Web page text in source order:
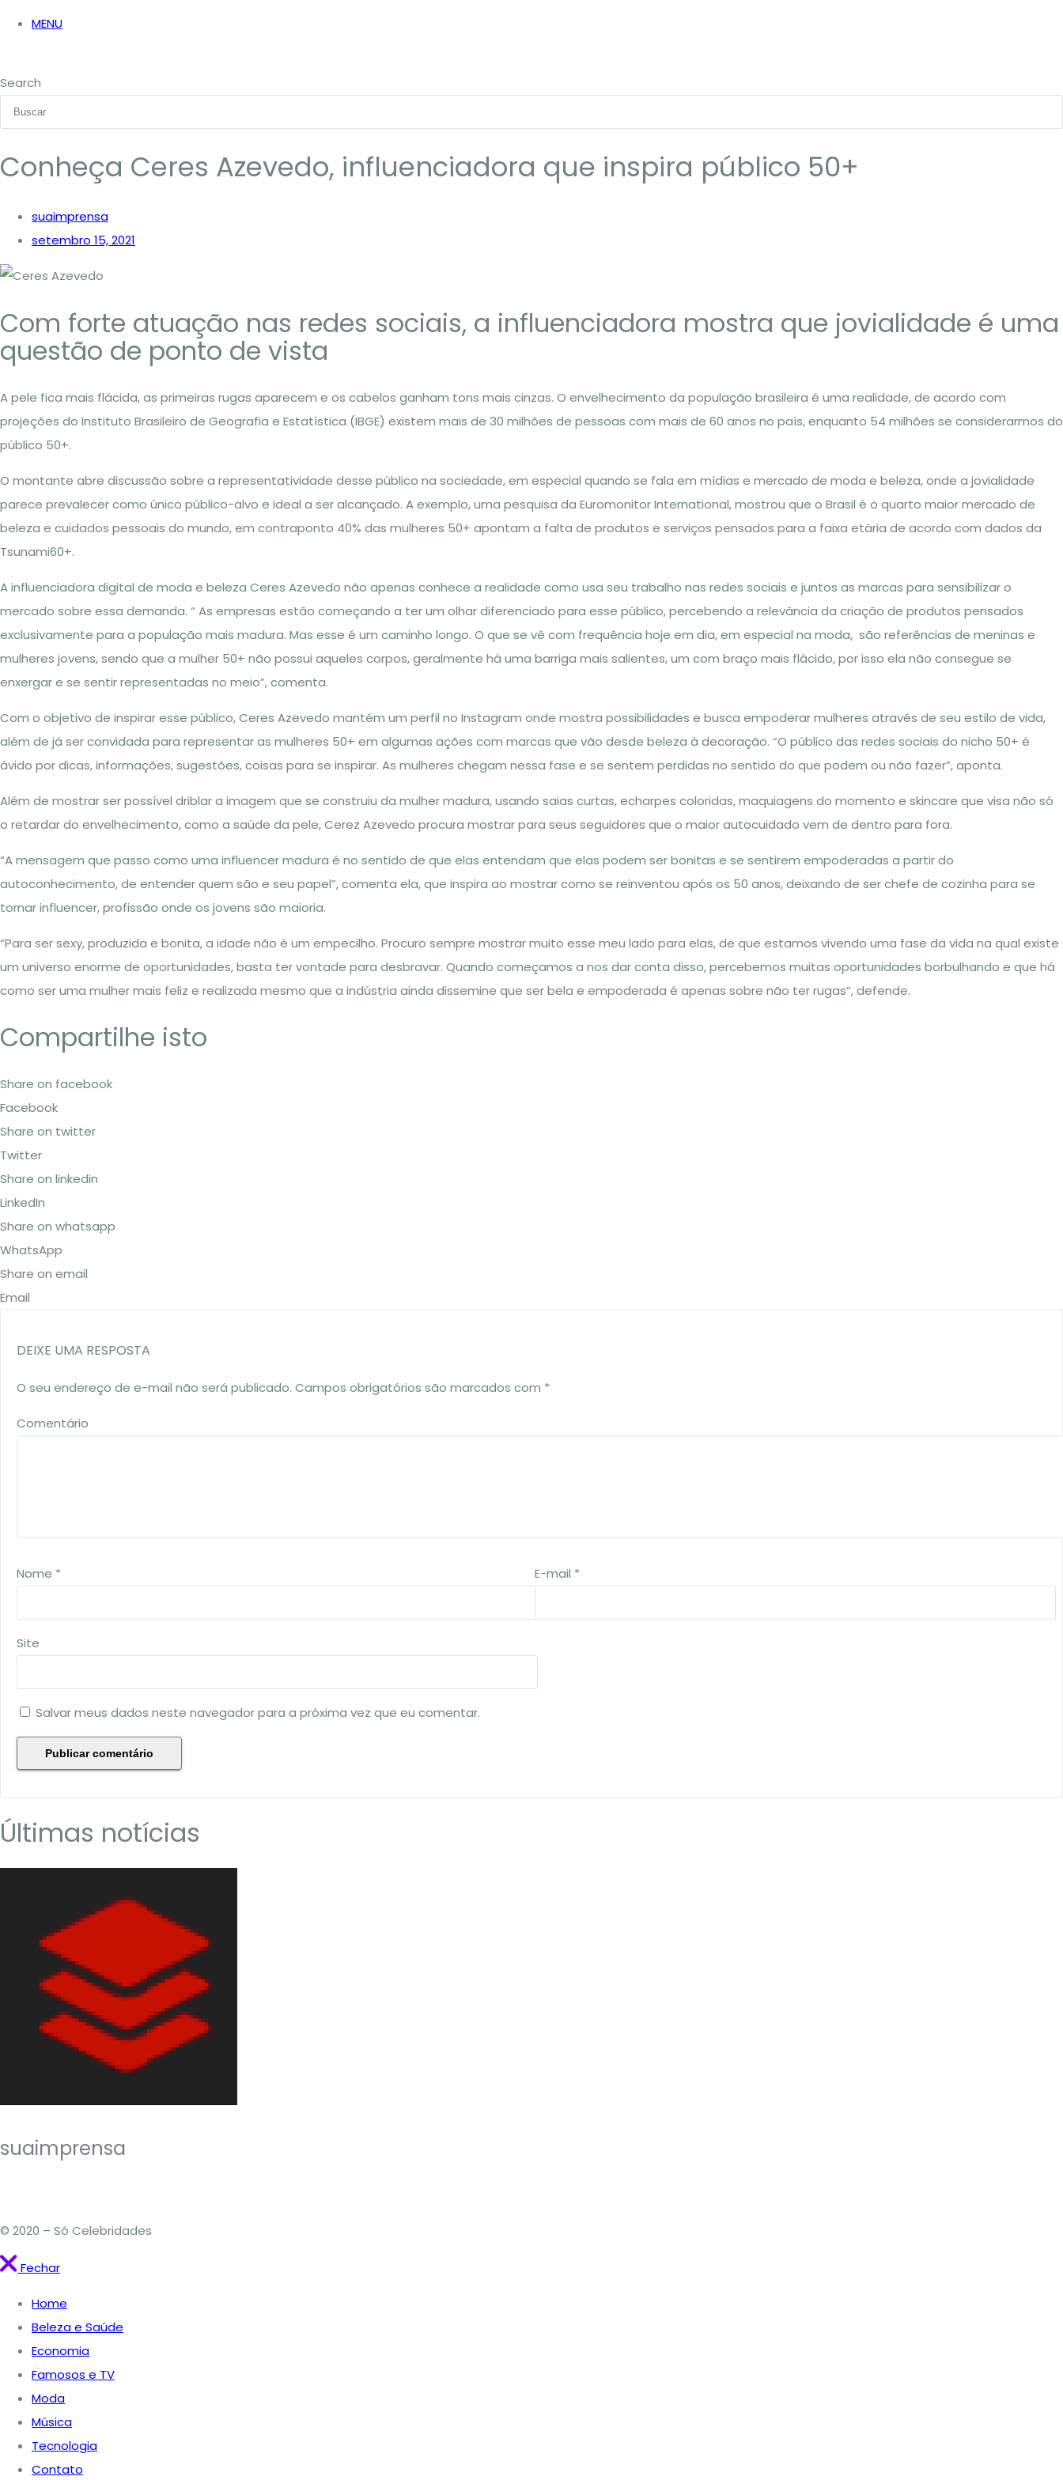
MENU
Search
Conheça Ceres Azevedo, influenciadora que inspira público 50+
suaimprensa
setembro 15, 2021
Com forte atuação nas redes sociais, a influenciadora mostra que jovialidade é uma
questão de ponto de vista
A pele fica mais flácida, as primeiras rugas aparecem e os cabelos ganham tons mais cinzas. O envelhecimento da população brasileira é uma realidade, de acordo com
projeções do Instituto Brasileiro de Geografia e Estatística (IBGE) existem mais de 30 milhões de pessoas com mais de 60 anos no país, enquanto 54 milhões se considerarmos do
público 50+.
O montante abre discussão sobre a representatividade desse público na sociedade, em especial quando se fala em mídias e mercado de moda e beleza, onde a jovialidade
parece prevalecer como único público-alvo e ideal a ser alcançado. A exemplo, uma pesquisa da Euromonitor International, mostrou que o Brasil é o quarto maior mercado de
beleza e cuidados pessoais do mundo, em contraponto 40% das mulheres 50+ apontam a falta de produtos e serviços pensados para a faixa etária de acordo com dados da
Tsunami60+.
A influenciadora digital de moda e beleza Ceres Azevedo não apenas conhece a realidade como usa seu trabalho nas redes sociais e juntos as marcas para sensibilizar o
mercado sobre essa demanda. “ As empresas estão começando a ter um olhar diferenciado para esse público, percebendo a relevância da criação de produtos pensados
exclusivamente para a população mais madura. Mas esse é um caminho longo. O que se vê com frequência hoje em dia, em especial na moda, são referências de meninas e
mulheres jovens, sendo que a mulher 50+ não possui aqueles corpos, geralmente há uma barriga mais salientes, um com braço mais flácido, por isso ela não consegue se
enxergar e se sentir representadas no meio”, comenta.
Com o objetivo de inspirar esse público, Ceres Azevedo mantém um perfil no Instagram onde mostra possibilidades e busca empoderar mulheres através de seu estilo de vida,
além de já ser convidada para representar as mulheres 50+ em algumas ações com marcas que vão desde beleza à decoração. “O público das redes sociais do nicho 50+ é
ávido por dicas, informações, sugestões, coisas para se inspirar. As mulheres chegam nessa fase e se sentem perdidas no sentido do que podem ou não fazer”, aponta.
Além de mostrar ser possível driblar a imagem que se construiu da mulher madura, usando saias curtas, echarpes coloridas, maquiagens do momento e skincare que visa não só
o retardar do envelhecimento, como a saúde da pele, Cerez Azevedo procura mostrar para seus seguidores que o maior autocuidado vem de dentro para fora.
“A mensagem que passo como uma influencer madura é no sentido de que elas entendam que elas podem ser bonitas e se sentirem empoderadas a partir do
autoconhecimento, de entender quem são e seu papel”, comenta ela, que inspira ao mostrar como se reinventou após os 50 anos, deixando de ser chefe de cozinha para se
tornar influencer, profissão onde os jovens são maioria.
“Para ser sexy, produzida e bonita, a idade não é um empecilho. Procuro sempre mostrar muito esse meu lado para elas, de que estamos vivendo uma fase da vida na qual existe
um universo enorme de oportunidades, basta ter vontade para desbravar. Quando começamos a nos dar conta disso, percebemos muitas oportunidades borbulhando e que há
como ser uma mulher mais feliz e realizada mesmo que a indústria ainda dissemine que ser bela e empoderada é apenas sobre não ter rugas”, defende.
Compartilhe isto
Share on facebook
Facebook
Share on twitter
Twitter
Share on linkedin
LinkedIn
Share on whatsapp
WhatsApp
Share on email
Email
DEIXE UMA RESPOSTA
O seu endereço de e-mail não será publicado. Campos obrigatórios são marcados com *
Comentário
Nome * E-mail *
Site
Salvar meus dados neste navegador para a próxima vez que eu comentar.
Últimas notícias
suaimprensa
© 2020 – Só Celebridades
Fechar
Home
Beleza e Saúde
Economia
Famosos e TV
Moda
Música
Tecnologia
Contato